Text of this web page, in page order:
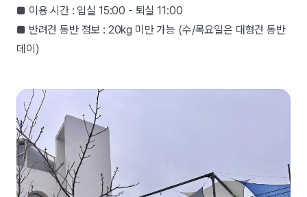
■ 이용 시간 : 입실 15:00 - 퇴실 11:00
■ 반려견 동반 정보 : 20kg 미만 가능 (수/목요일은 대형견 동반
데이)